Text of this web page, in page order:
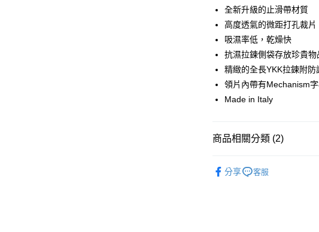
運送方式
全家店到店
每筆NT$80，滿NT$10,000(
付款後全家取貨
每筆NT$80，滿NT$10,000(
每筆NT$80，滿NT$10,000(
每筆NT$80，滿NT$10,000(
全新升級的止滑帶材質
高度透氣的微距打孔裁片
吸濕率低，乾燥快
抗濕拉鍊側袋存放珍貴物
精緻的全長YKK拉鍊附防
領片內帶有Mechanism
Made in Italy
商品相關分類 (2)
分享 客服